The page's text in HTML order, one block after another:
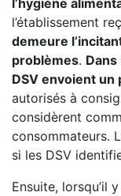
l’hygiène
l’établissement
demeure
problèmes. Dans
DSV envoient
autorisés à
considèrent
consommateurs.
si les DSV
Ensuite, lorsqu’il